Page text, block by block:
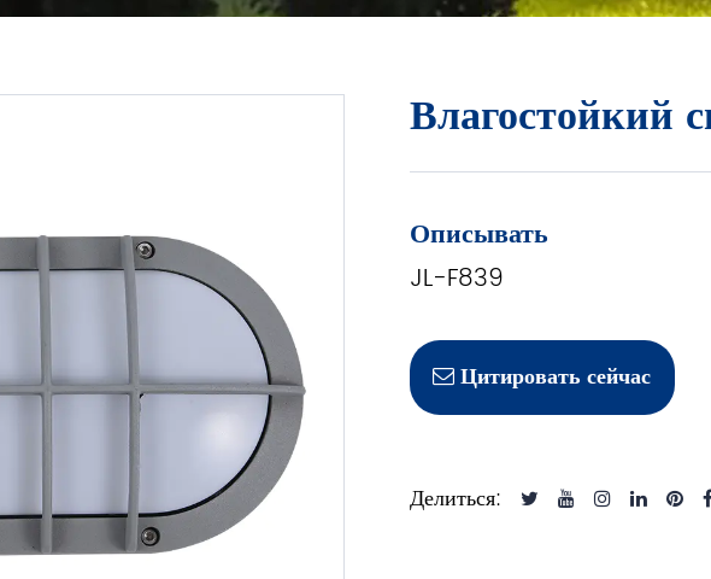
Влагостойкий
Описывать
JL-F839
Цитировать сейчас
Делиться: